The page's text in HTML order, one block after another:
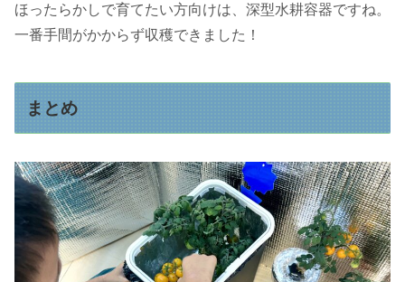
ほったらかしで育てたい方向けは、深型水耕容器ですね。
一番手間がかからず収穫できました！
まとめ